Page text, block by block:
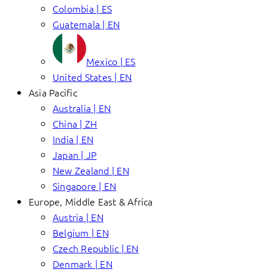
Colombia | ES
Guatemala | EN
Mexico | ES
United States | EN
Asia Pacific
Australia | EN
China | ZH
India | EN
Japan | JP
New Zealand | EN
Singapore | EN
Europe, Middle East & Africa
Austria | EN
Belgium | EN
Czech Republic | EN
Denmark | EN